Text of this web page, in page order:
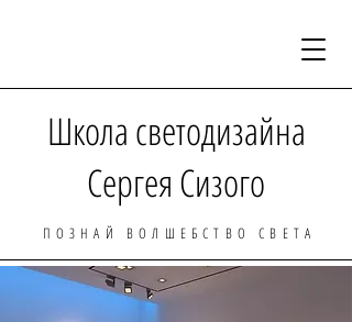
ПОЗНАЙ ВОЛШЕБСТВО СВЕТА
Школа светодизайна
Сергея Сизого